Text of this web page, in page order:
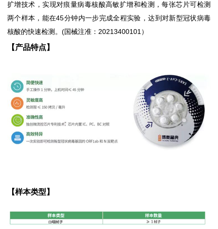
扩增技术 ，实现对痕量病毒核酸高敏扩增和检测，每张芯片可检测
两个样本，能在45分钟内一步完成全程实验，达到对新型冠状病毒
核酸的快速检测。(国械注准：20213400101）
【产品特点】
【样本类型】